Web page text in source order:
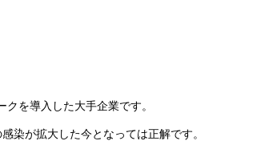
を導入した大手企業です。
染が拡大した今となっては正解です。